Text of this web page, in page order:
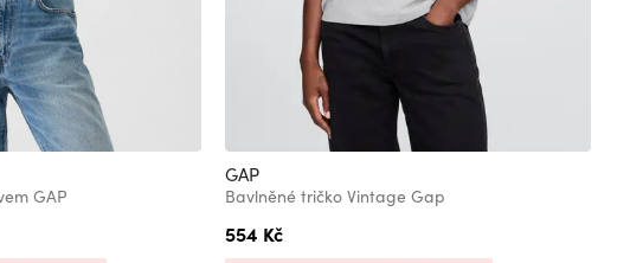
GAP
GAP
Bavlněné tričko Vintage Gap
554 Kč